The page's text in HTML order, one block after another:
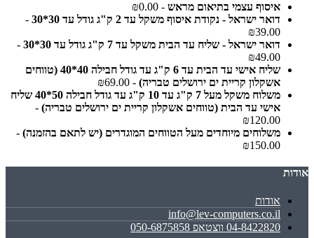
איסוף עצמי בתיאום מראש - ₪0.00
דואר ישראל - נקודת איסוף משקל עד 2 ק"ג גודל עד 30*30
-
₪39.00
דואר ישראל - שליח עד הבית משקל עד 7 ק"ג גודל עד 30*30
-
₪49.00
שליח אישי עד הבית עד 6 ק"ג עד גודל חבילה 40*40 (טווחים
אשקלון קריית ים ירושלים טבריה) - ₪69.00
משלוח משקל מעל 7 ק"ג עד 10 ק"ג עד גודל חבילה 50*40 שליח
אישי עד הבית (טווחים אשקלון קריית ים ירושלים טבריה) -
₪120.00
משלוחים מיוחדים מעל הטווחים המוגדרים (יש לתאם בהזמנה) -
₪150.00
אודות
אודות
info@lev-computers.co.il
04-8422820 ווצטאפ 050-6875858